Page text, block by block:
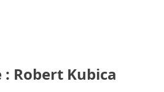
: Robert Kubica